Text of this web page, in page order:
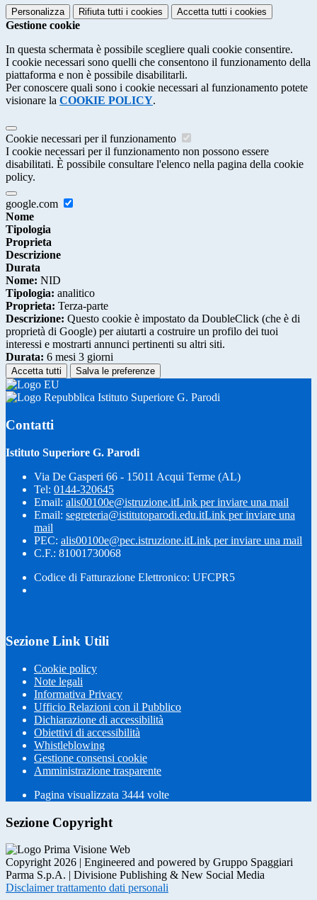
Personalizza Rifiuta tutti i cookies Accetta tutti i cookies
Gestione cookie
In questa schermata è possibile scegliere quali cookie consentire.
I cookie necessari sono quelli che consentono il funzionamento della
piattaforma e non è possibile disabilitarli.
Per conoscere quali sono i cookie necessari al funzionamento potete
visionare la COOKIE POLICY.
Cookie necessari per il funzionamento
I cookie necessari per il funzionamento non possono essere
disabilitati. È possibile consultare l'elenco nella pagina della cookie
policy.
google.com
Nome
Tipologia
Proprieta
Descrizione
Durata
Nome: NID
Tipologia: analitico
Proprieta: Terza-parte
Descrizione: Questo cookie è impostato da DoubleClick (che è di
proprietà di Google) per aiutarti a costruire un profilo dei tuoi
interessi e mostrarti annunci pertinenti su altri siti.
Durata: 6 mesi 3 giorni
Accetta tutti Salva le preferenze
Istituto Superiore G. Parodi
Contatti
Istituto Superiore G. Parodi
Via De Gasperi 66 - 15011 Acqui Terme (AL)
Tel: 0144-320645
Email: alis00100e@istruzione.itLink per inviare una mail
Email: segreteria@istitutoparodi.edu.itLink per inviare una
mail
PEC: alis00100e@pec.istruzione.itLink per inviare una mail
C.F.: 81001730068
Codice di Fatturazione Elettronico: UFCPR5
Sezione Link Utili
Cookie policy
Note legali
Informativa Privacy
Ufficio Relazioni con il Pubblico
Dichiarazione di accessibilità
Obiettivi di accessibilità
Whistleblowing
Gestione consensi cookie
Amministrazione trasparente
Pagina visualizzata 3444 volte
Sezione Copyright
Copyright 2026 | Engineered and powered by Gruppo Spaggiari
Parma S.p.A. | Divisione Publishing & New Social Media
Disclaimer trattamento dati personali